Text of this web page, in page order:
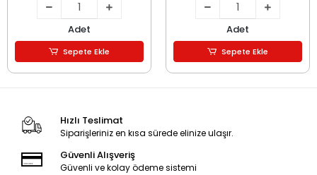
Adet
Sepete Ekle
Adet
Sepete Ekle
Hızlı Teslimat
Siparişleriniz en kısa sürede elinize ulaşır.
Güvenli Alışveriş
Güvenli ve kolay ödeme sistemi